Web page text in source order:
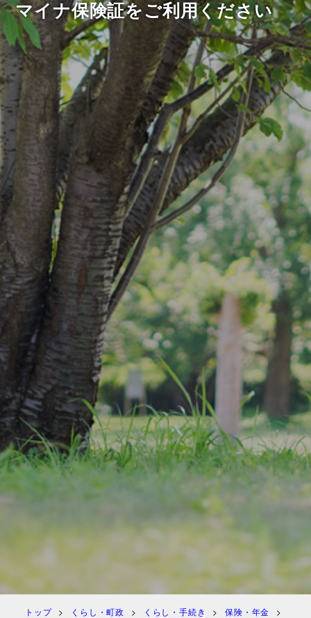
マイナ保険証をご利用ください
トップ くらし・町政 くらし・手続き 保険・年金